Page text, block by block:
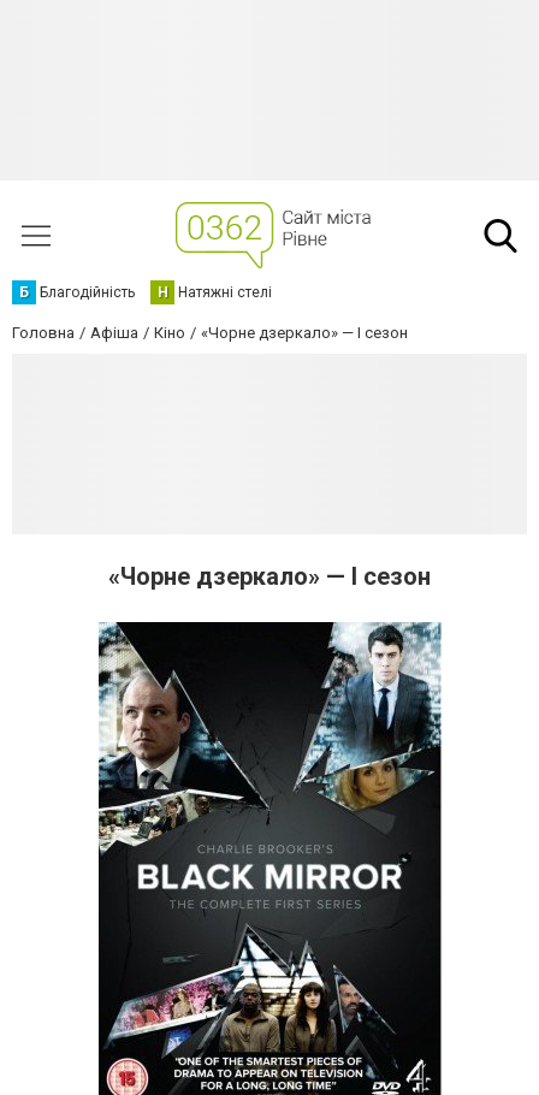
Б Благодійність Н Натяжні стелі
Головна Афіша Кіно «Чорне дзеркало» — І сезон
«Чорне дзеркало» — І сезон